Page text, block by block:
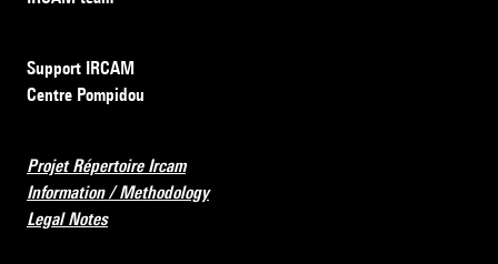
Support IRCAM
Centre Pompidou
Projet Répertoire Ircam
Information / Methodology
Legal Notes